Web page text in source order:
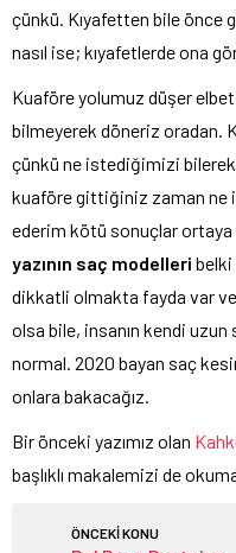
çünkü. Kıyafetten bile önce
nasıl ise; kıyafetlerde ona
Kuaföre yolumuz düşer
bilmeyerek döneriz oradan.
çünkü ne istediğimizi
kuaföre gittiğiniz zaman
ederim kötü sonuçlar ortaya
yazının saç modelleri belki
dikkatli olmakta fayda var
olsa bile, insanın kendi uzun
normal. 2020 bayan saç
onlara bakacağız.
Bir önceki yazımız olan
başlıklı makalemizi de
ÖNCEKİ KONU